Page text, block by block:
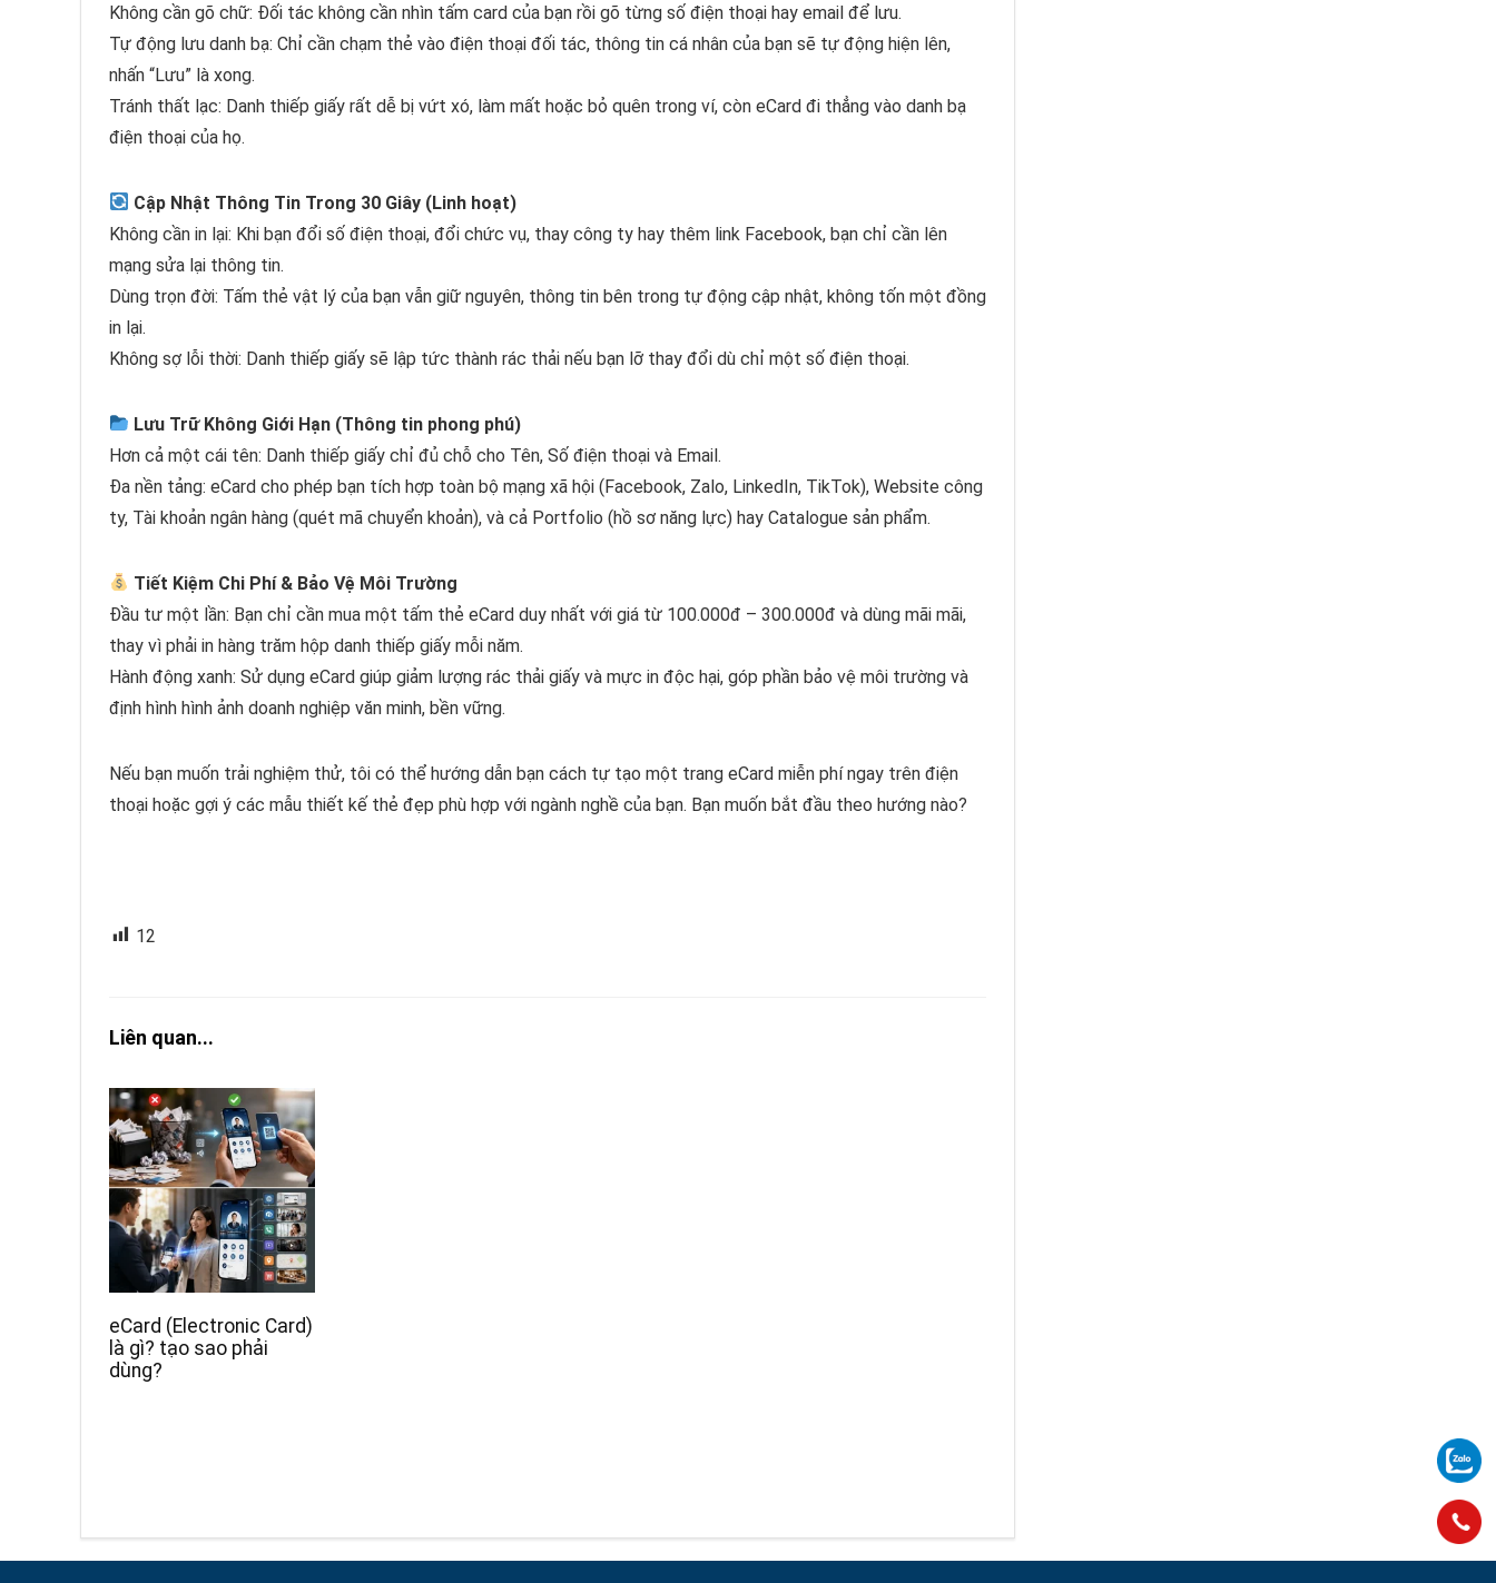
Không cần gõ chữ: Đối tác không cần nhìn tấm card của bạn rồi gõ từng số điện thoại hay email để lưu.
Tự động lưu danh bạ: Chỉ cần chạm thẻ vào điện thoại đối tác, thông tin cá nhân của bạn sẽ tự động hiện lên,
nhấn “Lưu” là xong.
Tránh thất lạc: Danh thiếp giấy rất dễ bị vứt xó, làm mất hoặc bỏ quên trong ví, còn eCard đi thẳng vào danh bạ
điện thoại của họ.
Cập Nhật Thông Tin Trong 30 Giây (Linh hoạt)
Không cần in lại: Khi bạn đổi số điện thoại, đổi chức vụ, thay công ty hay thêm link Facebook, bạn chỉ cần lên
mạng sửa lại thông tin.
Dùng trọn đời: Tấm thẻ vật lý của bạn vẫn giữ nguyên, thông tin bên trong tự động cập nhật, không tốn một đồng
in lại.
Không sợ lỗi thời: Danh thiếp giấy sẽ lập tức thành rác thải nếu bạn lỡ thay đổi dù chỉ một số điện thoại.
Lưu Trữ Không Giới Hạn (Thông tin phong phú)
Hơn cả một cái tên: Danh thiếp giấy chỉ đủ chỗ cho Tên, Số điện thoại và Email.
Đa nền tảng: eCard cho phép bạn tích hợp toàn bộ mạng xã hội (Facebook, Zalo, LinkedIn, TikTok), Website công
ty, Tài khoản ngân hàng (quét mã chuyển khoản), và cả Portfolio (hồ sơ năng lực) hay Catalogue sản phẩm.
Tiết Kiệm Chi Phí & Bảo Vệ Môi Trường
Đầu tư một lần: Bạn chỉ cần mua một tấm thẻ eCard duy nhất với giá từ 100.000đ – 300.000đ và dùng mãi mãi,
thay vì phải in hàng trăm hộp danh thiếp giấy mỗi năm.
Hành động xanh: Sử dụng eCard giúp giảm lượng rác thải giấy và mực in độc hại, góp phần bảo vệ môi trường và
định hình hình ảnh doanh nghiệp văn minh, bền vững.
Nếu bạn muốn trải nghiệm thử, tôi có thể hướng dẫn bạn cách tự tạo một trang eCard miễn phí ngay trên điện
thoại hoặc gợi ý các mẫu thiết kế thẻ đẹp phù hợp với ngành nghề của bạn. Bạn muốn bắt đầu theo hướng nào?
12
Liên quan...
eCard (Electronic Card)
là gì? tạo sao phải
dùng?